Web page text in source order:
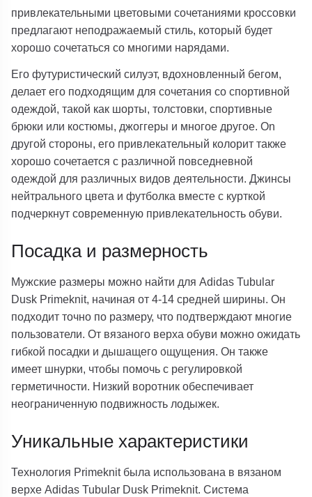
привлекательными цветовыми сочетаниями кроссовки
предлагают неподражаемый стиль, который будет
хорошо сочетаться со многими нарядами.
Его футуристический силуэт, вдохновленный бегом,
делает его подходящим для сочетания со спортивной
одеждой, такой как шорты, толстовки, спортивные
брюки или костюмы, джоггеры и многое другое. On
другой стороны, его привлекательный колорит также
хорошо сочетается с различной повседневной
одеждой для различных видов деятельности. Джинсы
нейтрального цвета и футболка вместе с курткой
подчеркнут современную привлекательность обуви.
Посадка и размерность
Мужские размеры можно найти для Adidas Tubular
Dusk Primeknit, начиная от 4-14 средней ширины. Он
подходит точно по размеру, что подтверждают многие
пользователи. От вязаного верха обуви можно ожидать
гибкой посадки и дышащего ощущения. Он также
имеет шнурки, чтобы помочь с регулировкой
герметичности. Низкий воротник обеспечивает
неограниченную подвижность лодыжек.
Уникальные характеристики
Технология Primeknit была использована в вязаном
верхе Adidas Tubular Dusk Primeknit. Система